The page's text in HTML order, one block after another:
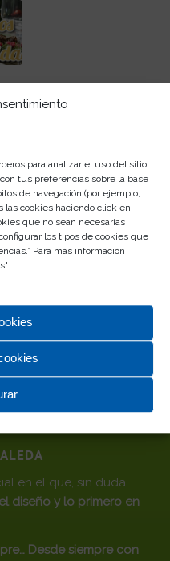
para analizar el uso del sitio
tus preferencias sobre la base
de navegación (por ejemplo,
las cookies haciendo click en
que no sean necesarias
los tipos de cookies que
Para más información
".
mesa esta
CC Rosaleda
para seis
en el que, sin duda,
diseño y lo primero en
Desde siempre con